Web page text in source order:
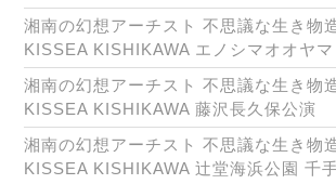
湘南の幻想アーチスト 不思議な生き物
KISSEA KISHIKAWA エノシマオオヤマ
湘南の幻想アーチスト 不思議な生き物
KISSEA KISHIKAWA 藤沢長久保公演
湘南の幻想アーチスト 不思議な生き物
KISSEA KISHIKAWA 辻堂海浜公園 千